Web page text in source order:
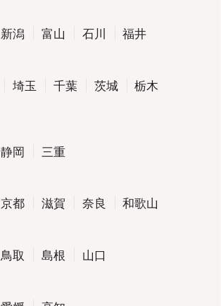
新潟 富山 石川
福井
埼玉 千葉 茨城
栃木
静岡
三重
京都 滋賀 奈良
和歌山
鳥取 島根
山口